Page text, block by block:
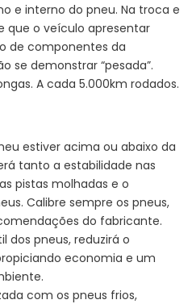
e interno do pneu. Na troca e
que o veículo apresentar
de componentes da
se demonstrar “pesada”.
A cada 5.000km rodados.
estiver acima ou abaixo da
tanto a estabilidade nas
pistas molhadas e o
Calibre sempre os pneus,
do fabricante.
dos pneus, reduzirá o
economia e um
com os pneus frios,